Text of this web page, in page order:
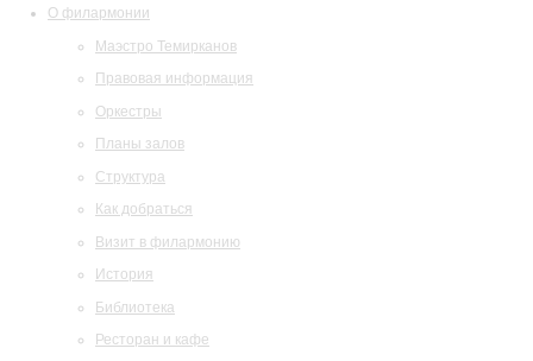
О филармонии
Маэстро Темирканов
Правовая информация
Оркестры
Планы залов
Структура
Как добраться
Визит в филармонию
История
Библиотека
Ресторан и кафе